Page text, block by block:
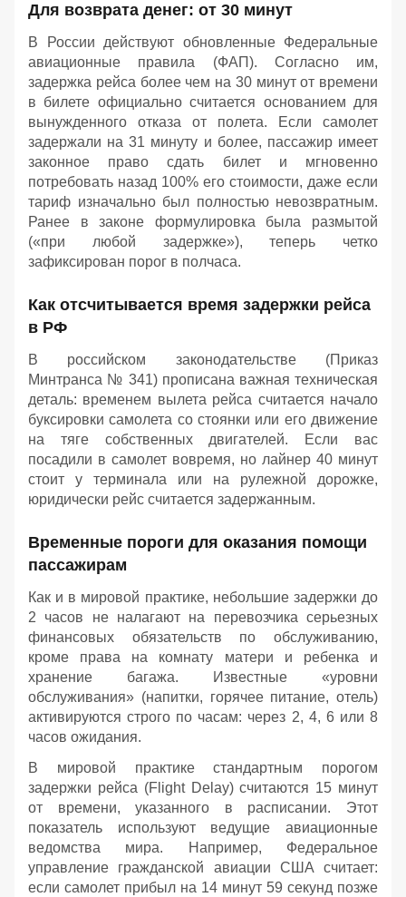
Для возврата денег: от 30 минут
В России действуют обновленные Федеральные
авиационные правила (ФАП). Согласно им,
задержка рейса более чем на 30 минут от времени
в билете официально считается основанием для
вынужденного отказа от полета. Если самолет
задержали на 31 минуту и более, пассажир имеет
законное право сдать билет и мгновенно
потребовать назад 100% его стоимости, даже если
тариф изначально был полностью невозвратным.
Ранее в законе формулировка была размытой
(«при любой задержке»), теперь четко
зафиксирован порог в полчаса.
Как отсчитывается время задержки рейса
в РФ
В российском законодательстве (Приказ
Минтранса № 341) прописана важная техническая
деталь: временем вылета рейса считается начало
буксировки самолета со стоянки или его движение
на тяге собственных двигателей. Если вас
посадили в самолет вовремя, но лайнер 40 минут
стоит у терминала или на рулежной дорожке,
юридически рейс считается задержанным.
Временные пороги для оказания помощи
пассажирам
Как и в мировой практике, небольшие задержки до
2 часов не налагают на перевозчика серьезных
финансовых обязательств по обслуживанию,
кроме права на комнату матери и ребенка и
хранение багажа. Известные «уровни
обслуживания» (напитки, горячее питание, отель)
активируются строго по часам: через 2, 4, 6 или 8
часов ожидания.
В мировой практике стандартным порогом
задержки рейса (Flight Delay) считаются 15 минут
от времени, указанного в расписании. Этот
показатель используют ведущие авиационные
ведомства мира. Например, Федеральное
управление гражданской авиации США считает:
если самолет прибыл на 14 минут 59 секунд позже